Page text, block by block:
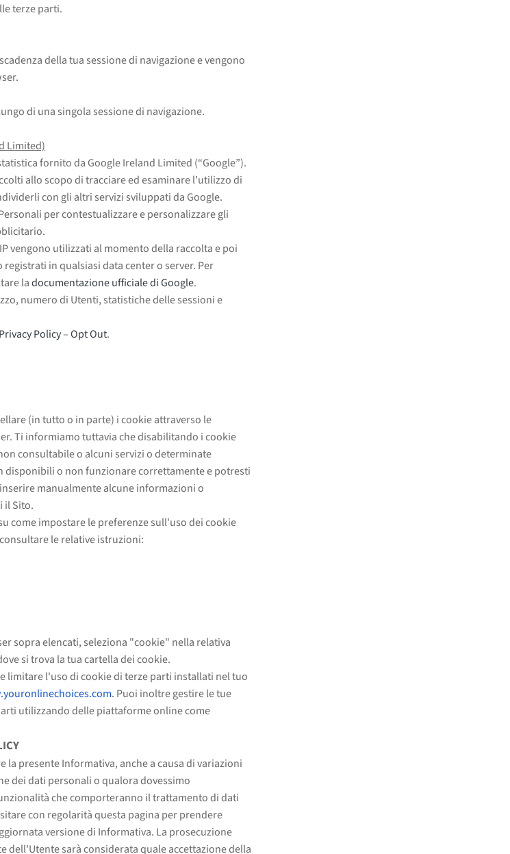
terze parti.
della tua sessione di navigazione e vengono
di una singola sessione di navigazione.
Limited)
fornito da Google Ireland Limited (“Google”).
allo scopo di tracciare ed esaminare l’utilizzo di
con gli altri servizi sviluppati da Google.
per contestualizzare e personalizzare gli
vengono utilizzati al momento della raccolta e poi
in qualsiasi data center o server. Per
ladocumentazione ufficiale di Google.
numero di Utenti, statistiche delle sessioni e
Privacy Policy–Opt Out.
(in tutto o in parte) i cookie attraverso le
Ti informiamo tuttavia che disabilitando i cookie
consultabile o alcuni servizi o determinate
o non funzionare correttamente e potresti
manualmente alcune informazioni o
il Sito.
come impostare le preferenze sull'uso dei cookie
le relative istruzioni:
sopra elencati, seleziona "cookie" nella relativa
si trova la tua cartella dei cookie.
limitare l'uso di cookie di terze parti installati nel tuo
. Puoi inoltre gestire le tue
utilizzando delle piattaforme online come
la presente Informativa, anche a causa di variazioni
dei dati personali o qualora dovessimo
che comporteranno il trattamento di dati
con regolarità questa pagina per prendere
versione di Informativa. La prosecuzione
dell'Utente sarà considerata quale accettazione della